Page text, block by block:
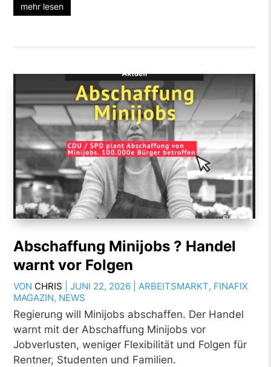
mehr lesen
Abschaffung Minijobs ? Handel
warnt vor Folgen
VON CHRIS |JUNI 22, 2026 |ARBEITSMARKT, FINAFIX
MAGAZIN, NEWS
Regierung will Minijobs abschaffen. Der Handel
warnt mit der Abschaffung Minijobs vor
Jobverlusten, weniger Flexibilität und Folgen für
Rentner, Studenten und Familien.